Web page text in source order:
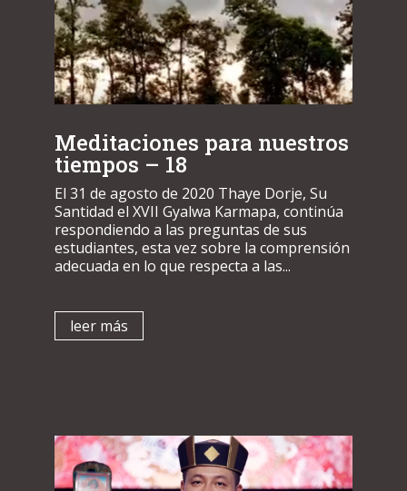
Meditaciones para nuestros
tiempos – 18
El 31 de agosto de 2020 Thaye Dorje, Su
Santidad el XVII Gyalwa Karmapa, continúa
respondiendo a las preguntas de sus
estudiantes, esta vez sobre la comprensión
adecuada en lo que respecta a las...
leer más